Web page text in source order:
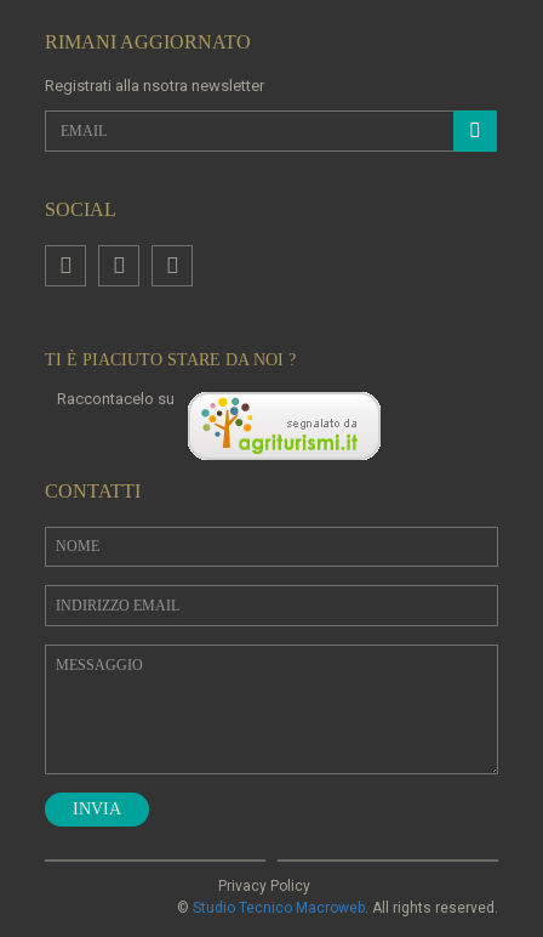
RIMANI AGGIORNATO
Registrati alla nsotra newsletter
SOCIAL
TI È PIACIUTO STARE DA NOI ?
Raccontacelo su
CONTATTI
INVIA
Privacy Policy
© Studio Tecnico Macroweb. All rights reserved.